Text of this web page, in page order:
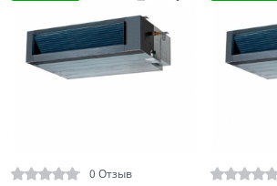
0 Отзыв